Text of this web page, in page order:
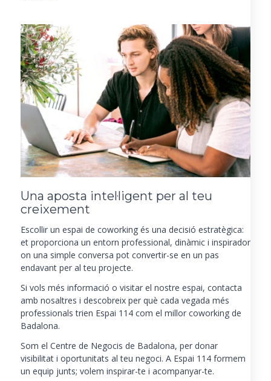
Una aposta intel·ligent per al teu
creixement
Escollir un espai de coworking és una decisió estratègica:
et proporciona un entorn professional, dinàmic i inspirador
on una simple conversa pot convertir-se en un pas
endavant per al teu projecte.
Si vols més informació o visitar el nostre espai, contacta
amb nosaltres i descobreix per què cada vegada més
professionals trien Espai 114 com el millor coworking de
Badalona.
Som el Centre de Negocis de Badalona, per donar
visibilitat i oportunitats al teu negoci. A Espai 114 formem
un equip junts; volem inspirar-te i acompanyar-te.